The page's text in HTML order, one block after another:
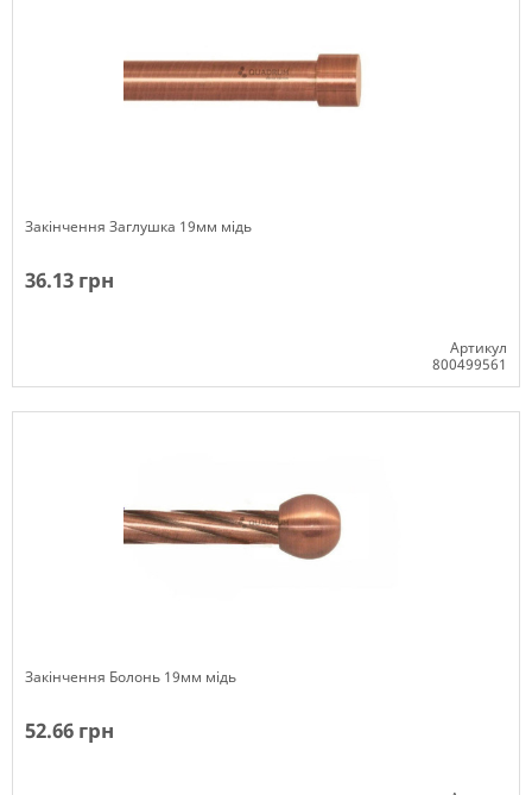
Закінчення Заглушка 19мм мідь
36.13 грн
Артикул
800499561
Закінчення Болонь 19мм мідь
52.66 грн